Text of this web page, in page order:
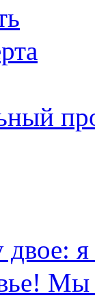
двое:
Мы